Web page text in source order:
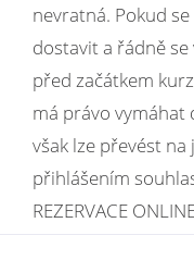
nevratná. Pokud
dostavit a řádně
před začátkem
má právo vymáhat
však lze převést
přihlášením
REZERVACE